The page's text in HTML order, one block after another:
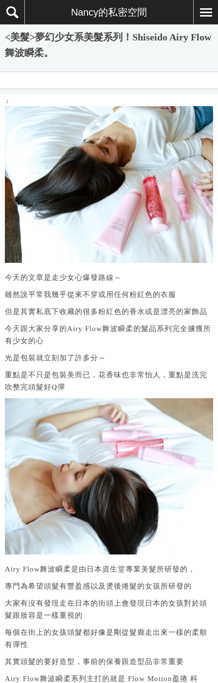
Nancy的私密空間
<美髮>夢幻少女系美髮系列！Shiseido Airy Flow
舞波瞬柔。
」
今天的文章是走少女心爆發路線～
雖然說平常我幾乎從來不穿或用任何粉紅色的衣服
但是其實私底下收藏的很多粉紅色的香水或是漂亮的家飾品
今天跟大家分享的Airy Flow舞波瞬柔的髮品系列完全擄獲所
有少女的心
光是包裝就立刻加了許多分～
重點是不只是包裝美而已，花香味也非常怡人，重點是洗完
吹整完頭髮好Q彈
Airy Flow舞波瞬柔是由日本資生堂專業美髮所研發的，
專門為希望頭髮有豐盈感以及燙後捲髮的女孩所研發的
大家有沒有發現走在日本的街頭上會發現日本的女孩對於頭
髮跟妝容是一樣重視的
每個在街上的女孩頭髮都好像是剛從髮廊走出來一樣的柔順
有彈性
其實頭髮的要好造型，事前的保養跟造型品非常重要
Airy Flow舞波瞬柔系列主打的就是 Flow Motion盈捲 科